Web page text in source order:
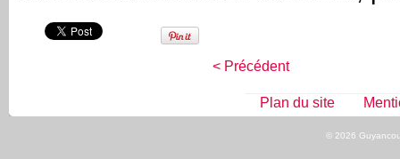
< Précédent
Plan du site
© 2026